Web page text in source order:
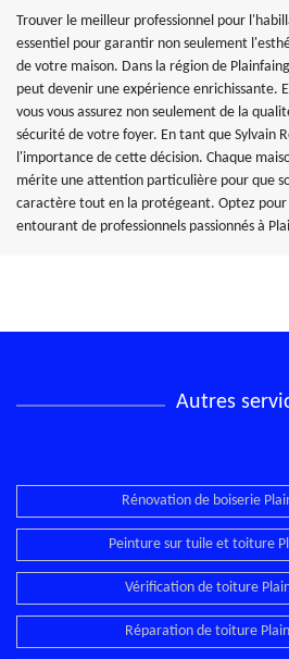
Trouver le meilleur professionnel pour
essentiel pour garantir non seulement
de votre maison. Dans la région de
peut devenir une expérience enrichissante.
vous vous assurez non seulement de la
sécurité de votre foyer. En tant que Sylvain
l'importance de cette décision. Chaque
mérite une attention particulière pour que
caractère tout en la protégeant. Optez pour
entourant de professionnels passionnés à
Autres
Rénovation de boiserie
Peinture sur tuile et toiture
Vérification de toiture
Réparation de toiture